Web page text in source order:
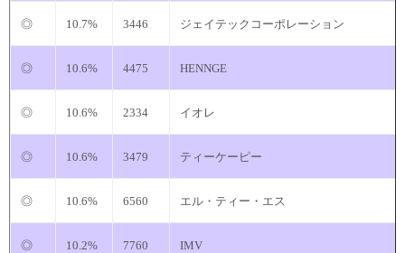
◎ 10.7% 3446 ジェイテックコーポレーション
◎ 10.6% 4475 HENNGE
◎ 10.6% 2334 イオレ
◎ 10.6% 3479 ティーケーピー
◎ 10.6% 6560 エル・ティー・エス
◎ 10.2% 7760 IMV